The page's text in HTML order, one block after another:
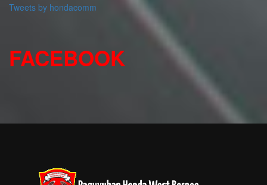
Tweets by hondacomm
FACEBOOK